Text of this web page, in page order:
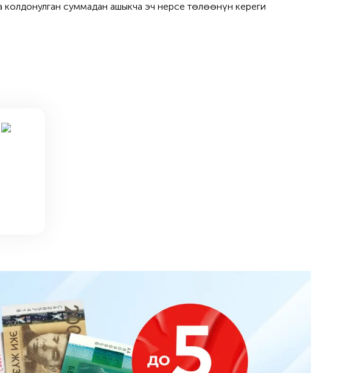
суммадан ашыкча эч нерсе төлөөнүн кереги